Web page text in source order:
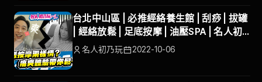
台北中山區 | 必推經絡養生館 | 刮痧 | 拔罐
| 經絡放鬆 | 足底按摩 | 油壓SPA | 名人初
乃玩 | 李洛洋 | 林昀希
名人初乃玩 2022-10-06